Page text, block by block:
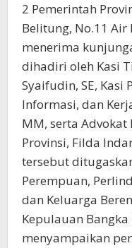
2 Pemerintah
Belitung, No.11
menerima
dihadiri oleh Kasi
Syaifudin, SE, Kasi
Informasi, dan
MM, serta Advokat
Provinsi, Filda
tersebut
Perempuan,
dan Keluarga
Kepulauan
menyampaikan